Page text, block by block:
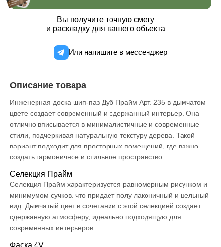
Вы получите точную смету
и раскладку для вашего объекта
Или напишите в мессенджер
Описание товара
Инженерная доска шип-паз Дуб Прайм Арт. 235 в дымчатом
цвете создает современный и сдержанный интерьер. Она
отлично вписывается в минималистичные и современные
стили, подчеркивая натуральную текстуру дерева. Такой
вариант подходит для просторных помещений, где важно
создать гармоничное и стильное пространство.
Селекция Прайм
Селекция Прайм характеризуется равномерным рисунком и
минимумом сучков, что придает полу лаконичный и цельный
вид. Дымчатый цвет в сочетании с этой селекцией создает
сдержанную атмосферу, идеально подходящую для
современных интерьеров.
Фаска 4V